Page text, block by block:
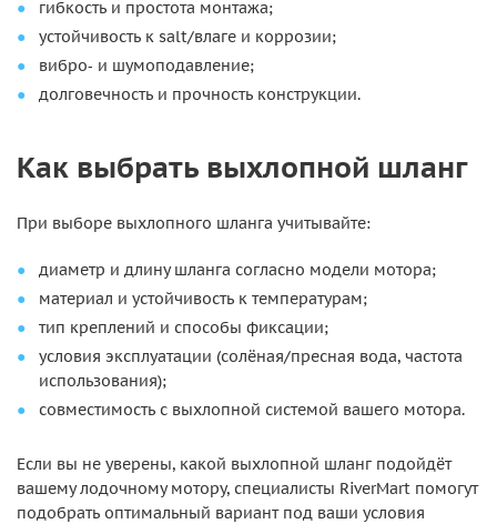
гибкость и простота монтажа;
устойчивость к salt/влаге и коррозии;
вибро‑ и шумоподавление;
долговечность и прочность конструкции.
Как выбрать выхлопной шланг
При выборе выхлопного шланга учитывайте:
диаметр и длину шланга согласно модели мотора;
материал и устойчивость к температурам;
тип креплений и способы фиксации;
условия эксплуатации (солёная/пресная вода, частота
использования);
совместимость с выхлопной системой вашего мотора.
Если вы не уверены, какой выхлопной шланг подойдёт
вашему лодочному мотору, специалисты RiverMart помогут
подобрать оптимальный вариант под ваши условия